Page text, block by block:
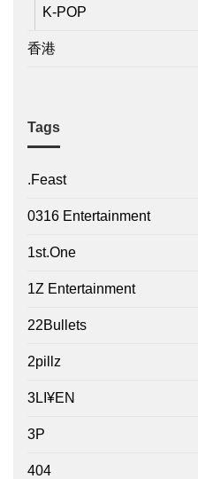
K-POP
香港
Tags
.Feast
0316 Entertainment
1st.One
1Z Entertainment
22Bullets
2pillz
3LI¥EN
3P
404